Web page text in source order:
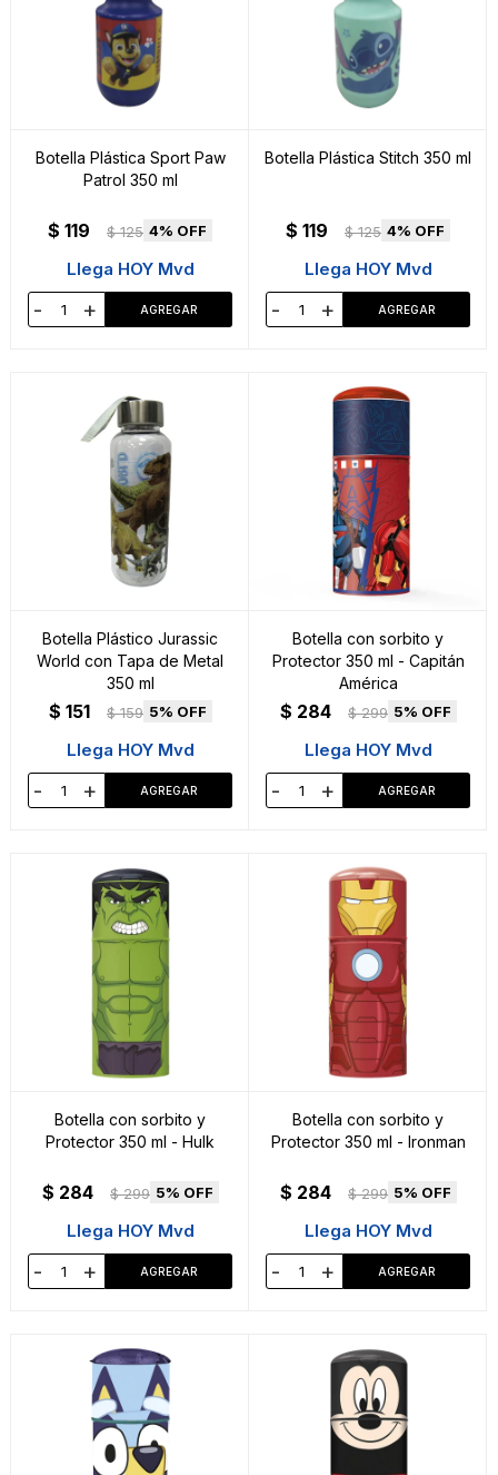
Botella Plástica Sport Paw
Patrol 350 ml
$ 119 $ 125 4
Llega HOY Mvd
- +
Botella Plástica Stitch 350 ml
$ 119 $ 125 4
Llega HOY Mvd
- +
Botella Plástico Jurassic
World con Tapa de Metal
350 ml
$ 151 $ 159 5
Llega HOY Mvd
- +
Botella con sorbito y
Protector 350 ml - Capitán
América
$ 284 $ 299 5
Llega HOY Mvd
- +
Botella con sorbito y
Protector 350 ml - Hulk
$ 284 $ 299 5
Llega HOY Mvd
- +
Botella con sorbito y
Protector 350 ml - Ironman
$ 284 $ 299 5
Llega HOY Mvd
- +